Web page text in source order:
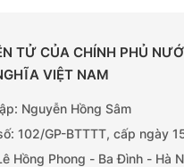
TỬ CỦA CHÍNH PHỦ
VIỆT NAM
Nguyễn Hồng Sâm
102/GP-BTTTT, cấp ngày
Hồng Phong - Ba Đình - Hà